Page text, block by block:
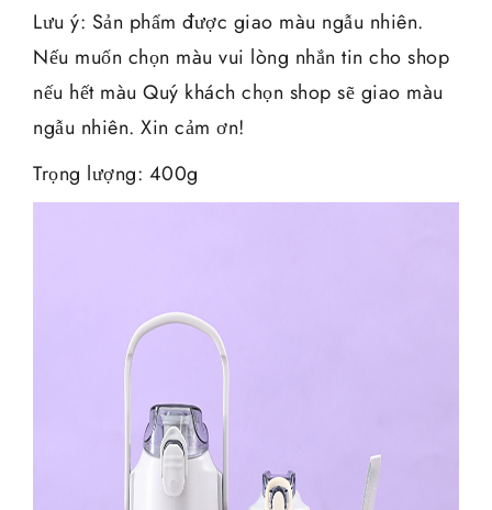
Lưu ý: Sản phẩm được giao màu ngẫu nhiên.
Nếu muốn chọn màu vui lòng nhắn tin cho shop
nếu hết màu Quý khách chọn shop sẽ giao màu
ngẫu nhiên. Xin cảm ơn!
Trọng lượng: 400g